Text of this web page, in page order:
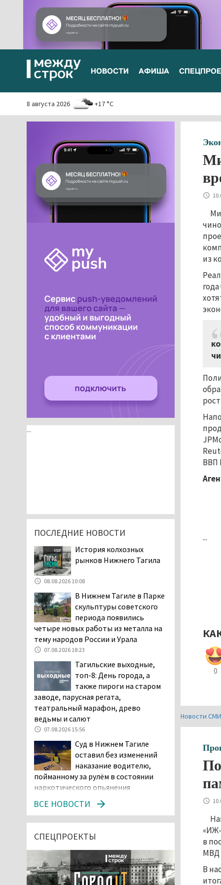
НОВОСТИ АФИША
8 августа 2026 +17 °C
из
ВВП
...
0
Новости
в
МВД
В
...
ПОСЛЕДНИЕ НОВОСТИ
История колхозных
рынков Нижнего Тагила
08.08.2026 10:08
В Нижнем Тагиле в Парке
скульптуры советского
периода появились
четыре новых работы из металла на
тему народов России и Урала
07.08.2026 18:23
Тагильские выходные,
топ-8: День города, а
также пироги на старом
заводе, парусная регата,
театральный марафон, древо
ведьмы и салют
07.08.2026 15:56
Суд в Нижнем Тагиле
оставил без изменений
наказание водителю,
пойманному за рулём в состоянии
наркотического опьянения
ДТП под Екатеринбургом
Тагильские спасатели
проникли в квартиру
через балкон, чтобы
ВСЕ НОВОСТИ
СПЕЦПРОЕКТЫ